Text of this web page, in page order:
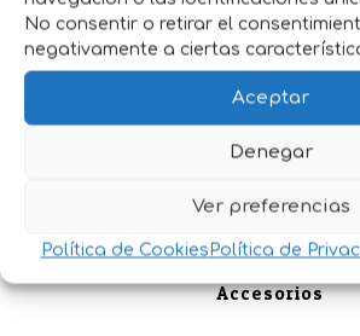
No consentir o retirar el
negativamente a ciertas
Aceptar
Denegar
Ver preferencias
Política de Cookies Política de
Accesorios